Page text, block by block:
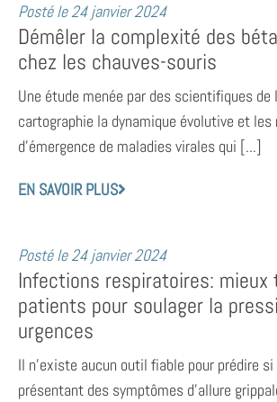
Posté le24 janvier 2024
Démêler la complexité des
chez les chauves-souris
Une étude menée par des scientifiques de
cartographie la dynamique évolutive et les
d’émergence de maladies virales qui [...]
EN SAVOIR PLUS
Posté le24 janvier 2024
Infections respiratoires: mieux
patients pour soulager la
urgences
Il n’existe aucun outil fiable pour prédire
présentant des symptômes d’allure